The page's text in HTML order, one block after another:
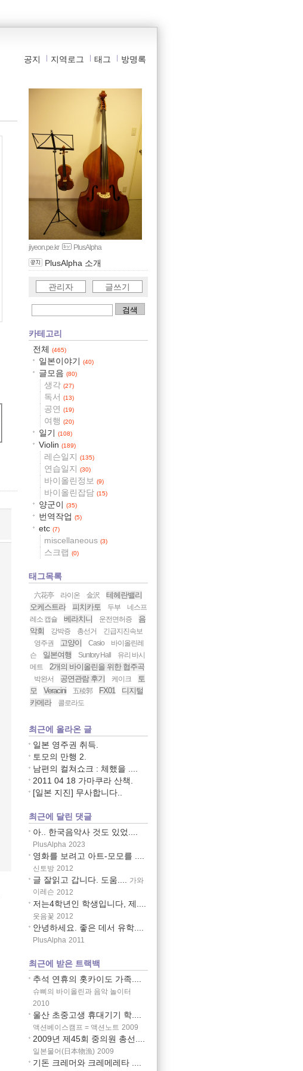
공지 지역로그 태그 방명록
jiyeon.pe.kr PlusAlpha
PlusAlpha 소개
관리자 글쓰기
카테고리
전체
(465)
일본이야기 (40)
글모음 (80)
생각 (27)
독서 (13)
공연 (19)
여행 (20)
일기 (108)
Violin (189)
레슨일지 (135)
연습일지 (30)
바이올린정보 (9)
바이올린잡담 (15)
양군이 (35)
번역작업 (5)
etc (7)
miscellaneous (3)
스크랩 (0)
태그목록
六花亭 라이온 金沢
테헤란밸리
오케스트라
피치카토 두부
네스프
레소 캡슐
베라치니 운전면허증
음
악회
강박증 총선거
긴급지진속보
영주권
고양이 Casio
바이올린레
슨
일본여행 Suntory Hall
유리 바시
메트
2개의 바이올린을 위한 협주곡
박완서 공연관람 후기 케이크
토
모
Veracini 五稜郭 FX01
디지털
카메라
콜로라도
최근에 올라온 글
일본 영주권 취득.
토모의 만행 2.
남편의 컬쳐쇼크 : 체했을 ....
2011 04 18 가마쿠라 산책.
[일본 지진] 무사합니다..
최근에 달린 댓글
아.. 한국음악사 것도 있었....
PlusAlpha 2023
영화를 보려고 아트-모모를 ....
신토방 2012
글 잘읽고 갑니다. 도움.... 가와
이레슨 2012
저는4학년인 학생입니다, 제....
웃음꽃 2012
안녕하세요. 좋은 데서 유학....
PlusAlpha 2011
최근에 받은 트랙백
추석 연휴의 홋카이도 가족....
슈삐의 바이올린과 음악 놀이터
2010
울산 초중고생 휴대기기 학....
액션베이스캠프 = 액션노트 2009
2009년 제45회 중의원 총선....
일본물어(日本物漁) 2009
기돈 크레머와 크레메레타 ....